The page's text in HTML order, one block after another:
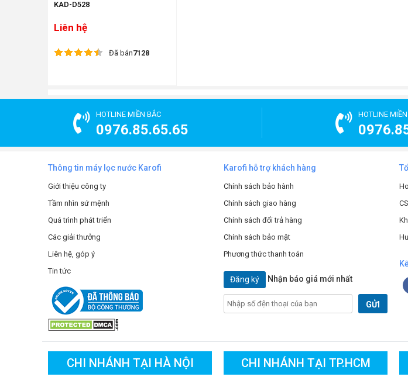
KAD-D528
Liên hệ
Đã bán7128
HOTLINE MIỀN BẮC
0976.85.65.65
HOTLINE
Thông tin máy lọc nước Karofi
Giới thiệu công ty
Tầm nhìn sứ mệnh
Quá trình phát triển
Các giải thưởng
Liên hệ, góp ý
Tin tức
Karofi hỗ trợ khách hàng
Chính sách bảo hành
Chính sách giao hàng
Chính sách đổi trả hàng
Chính sách bảo mật
Phương thức thanh toán
Đăng ký Nhận báo giá mới nhất
GỬI
CHI NHÁNH TẠI HÀ NỘI CHI NHÁNH TẠI TP.HCM